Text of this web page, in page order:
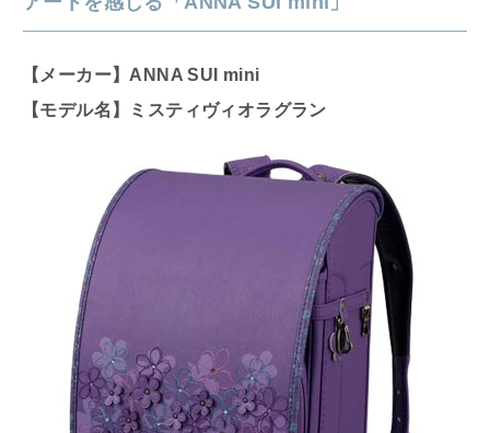
【メーカー】ANNA SUI mini
【モデル名】ミスティヴィオラグラン